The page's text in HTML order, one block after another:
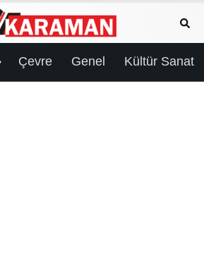
Çevre Genel Kültür Sanat